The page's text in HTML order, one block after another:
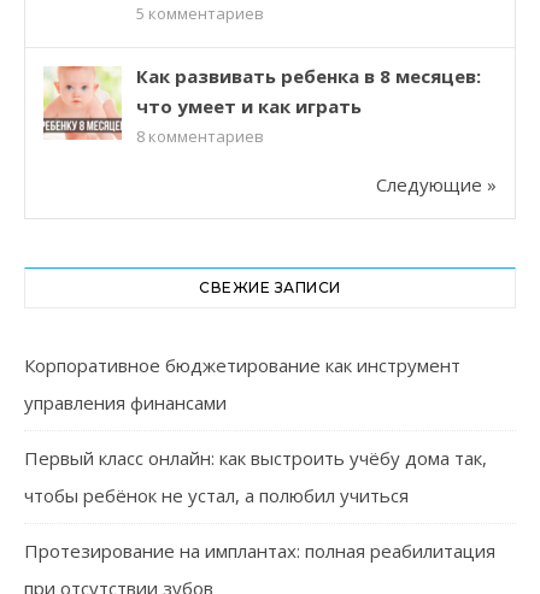
5 комментариев
Как развивать ребенка в 8 месяцев:
что умеет и как играть
8 комментариев
Следующие »
СВЕЖИЕ ЗАПИСИ
Корпоративное бюджетирование как инструмент
управления финансами
Первый класс онлайн: как выстроить учёбу дома так,
чтобы ребёнок не устал, а полюбил учиться
Протезирование на имплантах: полная реабилитация
при отсутствии зубов